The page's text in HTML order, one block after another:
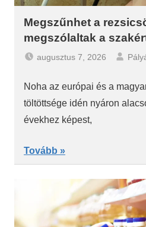
Megszűnhet a
megszólaltak a
augusztus 7, 2026
Noha az európai és a
töltöttsége idén nyáron
évekhez képest,
Tovább